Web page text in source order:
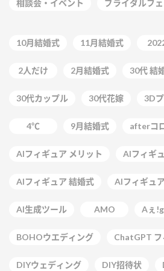
相談会・イベント ブライダルフ
10月結婚式 11月結婚式
2人だけ 2月結婚式 30代 結
30代カップル 30代花嫁 3D
4℃ 9月結婚式 afterコ
AIフィギュア メリット AIフィギ
AIフィギュア 結婚式 AIフィギュ
AI生成ツール AMO Aぇ
BOHOウエディング ChatGPT フ
DIYウェディング DIY招待状